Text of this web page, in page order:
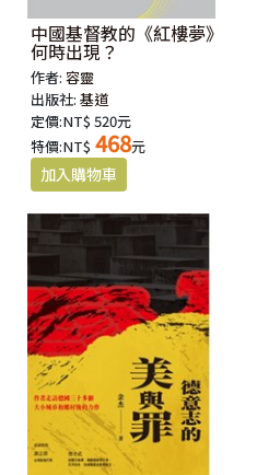
中國基督教的《紅樓夢》
何時出現？
作者:容靈
出版社:基道
定價:NT$ 520元
特價:NT$ 468元